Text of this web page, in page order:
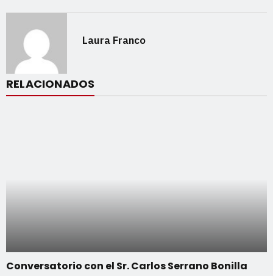
Laura Franco
RELACIONADOS
Conversatorio con el Sr. Carlos Serrano Bonilla